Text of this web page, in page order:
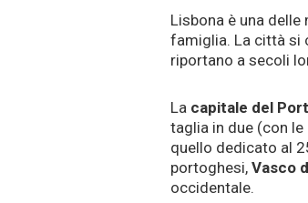
Lisbona è una
famiglia. La città si
riportano a secoli
La capitale del
taglia in due (con
quello dedicato al
portoghesi, Vasco
occidentale.